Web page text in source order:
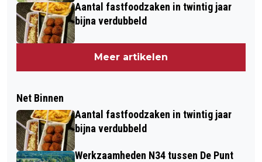
Aantal fastfoodzaken in twintig jaar
bijna verdubbeld
Meer artikelen
Net Binnen
Aantal fastfoodzaken in twintig jaar
bijna verdubbeld
Werkzaamheden N34 tussen De Punt